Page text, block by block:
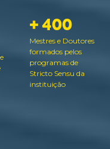
+ 400
Mestres e Doutores
formados pelos
programas de
Stricto Sensu da
instituição